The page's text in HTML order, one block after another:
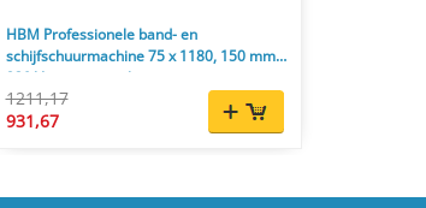
HBM Professionele band- en
schijfschuurmachine 75 x 1180, 150 mm,
230 V, voor metaal
1211,17
931,67